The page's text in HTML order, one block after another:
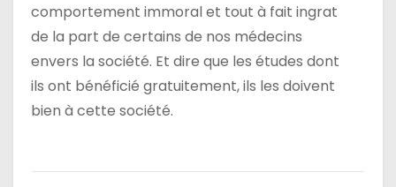
comportement immoral et tout à fait ingrat
de la part de certains de nos médecins
envers la société. Et dire que les études dont
ils ont bénéficié gratuitement, ils les doivent
bien à cette société.